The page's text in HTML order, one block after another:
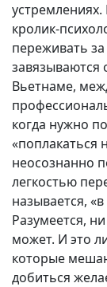
устремлениях.
кролик-
переживать за
завязываются
Вьетнаме,
когда нужно
«поплакаться
неосознанно
легкостью
называется,
Разумеется,
может. И это
которые
добиться